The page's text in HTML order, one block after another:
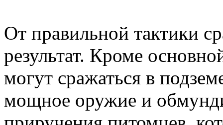
От правильной тактики
результат. Кроме
могут сражаться в
мощное оружие и